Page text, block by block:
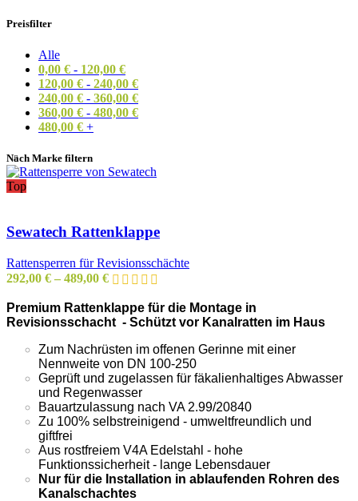
Preisfilter
Alle
0,00 € - 120,00 €
120,00 € - 240,00 €
240,00 € - 360,00 €
360,00 € - 480,00 €
480,00 € +
Nach Marke filtern
Top
Sewatech Rattenklappe
Rattensperren für Revisionsschächte
292,00 € – 489,00 €
Premium Rattenklappe für die Montage in
Revisionsschacht - Schützt vor Kanalratten im Haus
Zum Nachrüsten im offenen Gerinne mit einer
Nennweite von DN 100-250
Geprüft und zugelassen für fäkalienhaltiges Abwasser
und Regenwasser
Bauartzulassung nach VA 2.99/20840
Zu 100% selbstreinigend - umweltfreundlich und
giftfrei
Aus rostfreiem V4A Edelstahl - hohe
Funktionssicherheit - lange Lebensdauer
Nur für die Installation in ablaufenden Rohren des
Kanalschachtes